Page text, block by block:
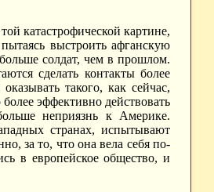
катастрофической картине,
выстроить афганскую
солдат, чем в прошлом.
сделать контакты более
такого, как сейчас,
эффективно действовать
неприязнь к Америке.
странах, испытывают
за то, что она вела себя по-
в европейское общество, и